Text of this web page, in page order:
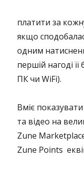
платити за
якщо
одним
першій нагоді
ПК чи WiFi).
Вміє показувати
та відео на
Zune
Zune Points